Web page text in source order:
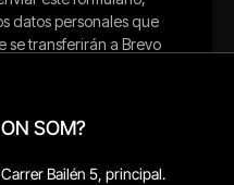
ON SOM?
Carrer Bailén 5, principal.